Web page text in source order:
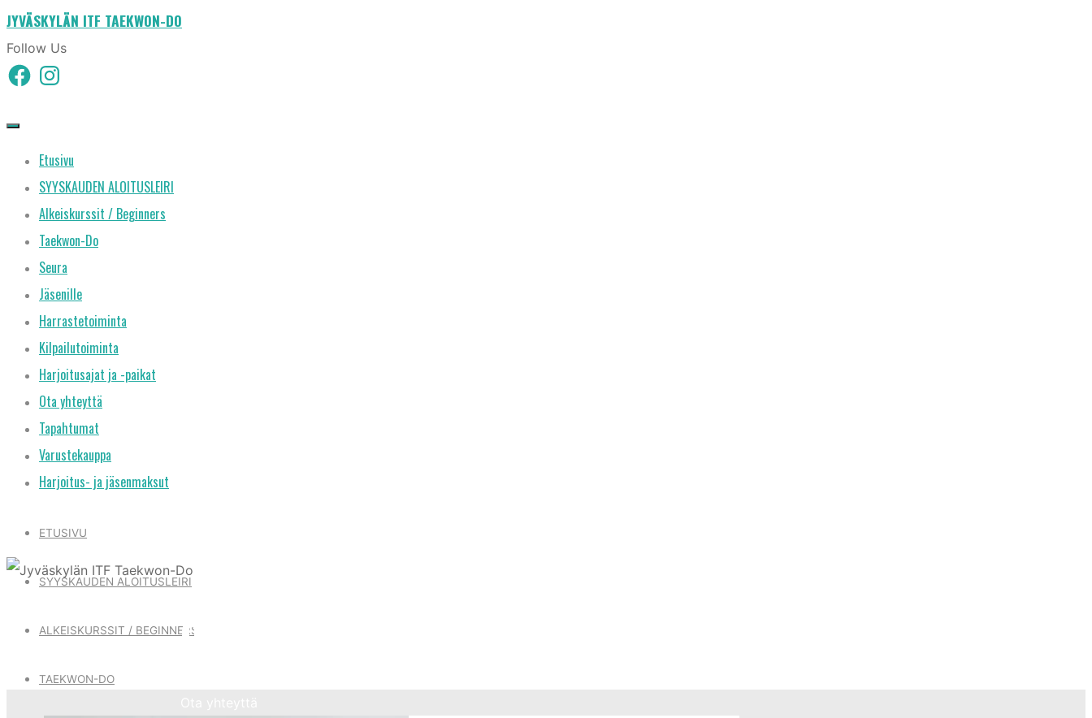
Skip
to
content
JYVÄSKYLÄN ITF TAEKWON-DO
Follow Us
FacebookInstagram
Etusivu
SYYSKAUDEN ALOITUSLEIRI
Alkeiskurssit / Beginners
Taekwon-Do
Seura
Jäsenille
Harrastetoiminta
Kilpailutoiminta
Harjoitusajat ja -paikat
Ota yhteyttä
Tapahtumat
Varustekauppa
Harjoitus- ja jäsenmaksut
ETUSIVU
SYYSKAUDEN ALOITUSLEIRI
ALKEISKURSSIT / BEGINNERS
TAEKWON-DO
OTA YHTEYTTÄ